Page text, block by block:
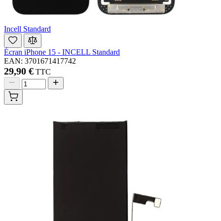
Incell Standard
Écran iPhone 15 - INCELL Standard
EAN: 3701671417742
29,90 € TTC